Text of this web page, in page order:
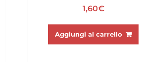
1,60€
Aggiungi al carrello